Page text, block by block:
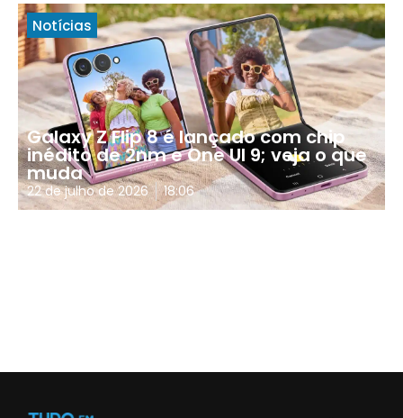
Notícias
Galaxy Z Flip 8 é lançado com chip
inédito de 2nm e One UI 9; veja o que
muda
22 de julho de 2026 18:06